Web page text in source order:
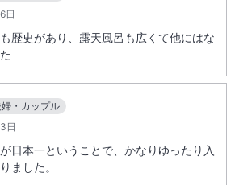
日
歴史があり、露天風呂も広くて他にはな
婦・カップル
日
日本一ということで、かなりゆったり入
ました。